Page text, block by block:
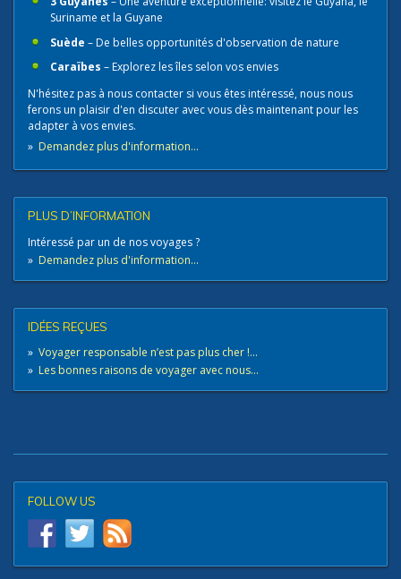
Suriname et la Guyane
Suède – De belles opportunités d'observation de nature
Caraïbes – Explorez les îles selon vos envies
N'hésitez pas à nous contacter​ si vous êtes intéressé, nous nous
ferons un plaisir d'en discuter avec vous dès maintenant pour les
adapter à vos envies.
» Demandez plus d'information...
PLUS D’INFORMATION
Intéressé par un de nos voyages ?
» Demandez plus d'information...
IDÉES REÇUES
» Voyager responsable n’est pas plus cher !...
» Les bonnes raisons de voyager avec nous...
FOLLOW US